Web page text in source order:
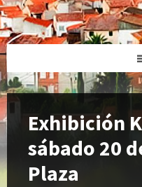
Exhibición
sábado 20
Plaza